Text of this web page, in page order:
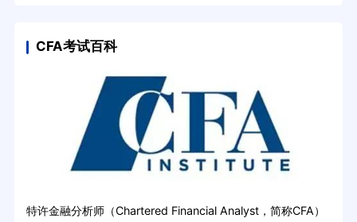
CFA考试百科
特许金融分析师（Chartered Financial Analyst，简称CFA）